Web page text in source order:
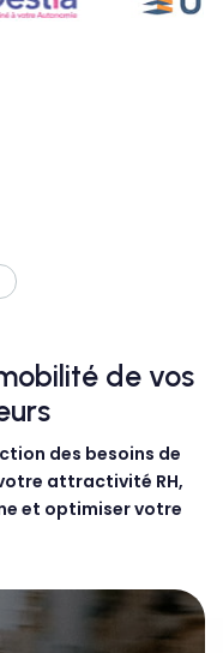
de vos
des besoins de
attractivité RH,
et optimiser votre